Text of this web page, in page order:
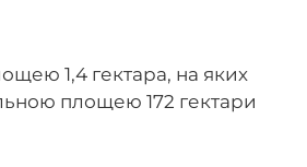
1,4 гектара, на яких
площею 172 гектари